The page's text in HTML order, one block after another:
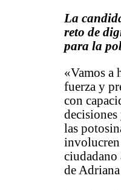
La
reto de
para la
«Vamos a
fuerza y
con
las
de